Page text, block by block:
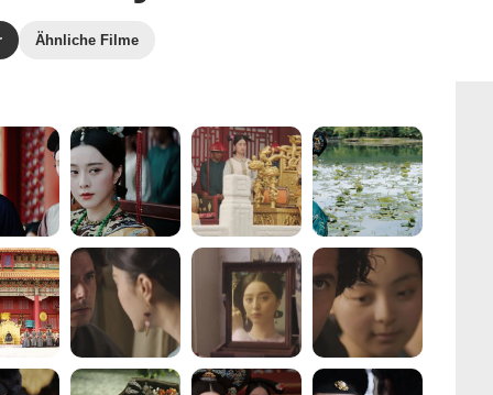
Ähnliche Filme